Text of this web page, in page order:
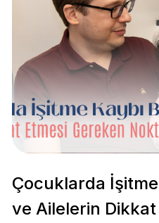
Çocuklarda
ve Ailelerin